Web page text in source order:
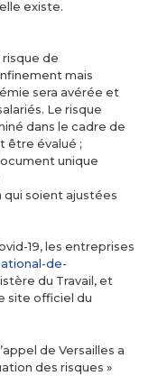
existe.
risque de
mais
sera avérée et
Le risque
dans le cadre de
être évalué ;
unique
qui soient ajustées
19, les entreprises
de-
du Travail, et
site officiel du
de Versailles a
des risques »